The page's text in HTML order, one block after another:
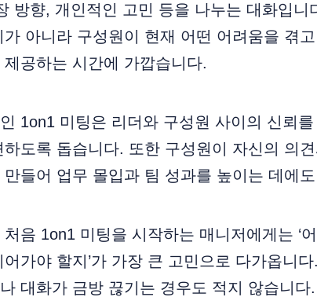
방향, 개인적인 고민 등을 나누는 대화입
가 아니라 구성원이 현재 어떤 어려움을 겪
제공하는 시간에 가깝습니다.
1on1 미팅은 리더와 구성원 사이의 신뢰
하도록 돕습니다. 또한 구성원이 자신의 의
만들어 업무 몰입과 팀 성과를 높이는 데에
음 1on1 미팅을 시작하는 매니저에게는 ‘
어가야 할지’가 가장 큰 고민으로 다가옵니
대화가 금방 끊기는 경우도 적지 않습니다.